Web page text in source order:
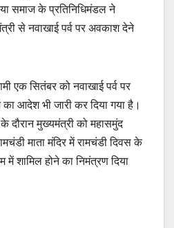
समाज के प्रतिनिधिमंडल ने
से नवाखाई पर्व पर अवकाश देने
एक सितंबर को नवाखाई पर्व पर
आदेश भी जारी कर दिया गया है।
दौरान मुख्यमंत्री को महासमुंद
माता मंदिर में रामचंडी दिवस के
में शामिल होने का निमंत्रण दिया